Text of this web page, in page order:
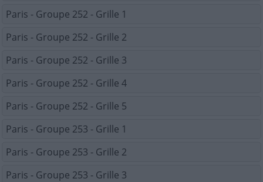
Paris - Groupe 252 - Grille 1
Paris - Groupe 252 - Grille 2
Paris - Groupe 252 - Grille 3
Paris - Groupe 252 - Grille 4
Paris - Groupe 252 - Grille 5
Paris - Groupe 253 - Grille 1
Paris - Groupe 253 - Grille 2
Paris - Groupe 253 - Grille 3